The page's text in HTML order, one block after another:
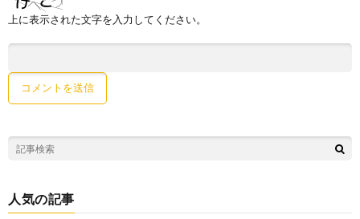
上に表示された文字を入力してください。
人気の記事